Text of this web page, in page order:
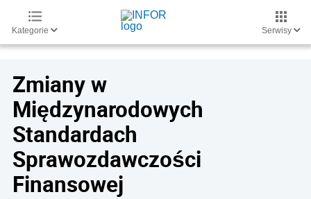
Kategorie Serwisy
Zmiany w
Międzynarodowych
Standardach
Sprawozdawczości
Finansowej